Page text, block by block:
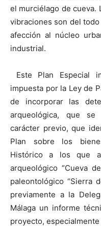
el murciélago de cueva.
vibraciones son del
afección al núcleo
industrial.
Este Plan Especial
impuesta por la Ley de
de incorporar las
arqueológica, que
carácter previo, que
Plan sobre los
Histórico a los que
arqueológico “Cueva
paleontológico “Sierra
previamente a la
Málaga un informe
proyecto,